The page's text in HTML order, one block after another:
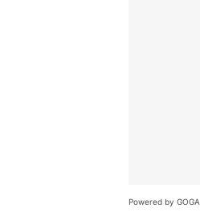
Powered by GOGA